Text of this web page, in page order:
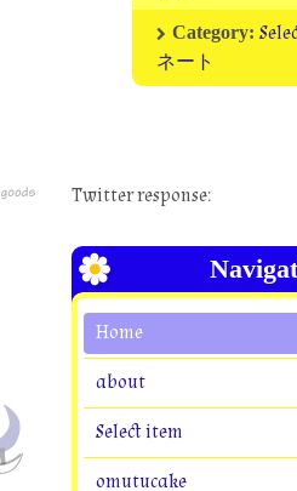
Category:
ネート
Twitter response:
Home
about
Select item
omutucake